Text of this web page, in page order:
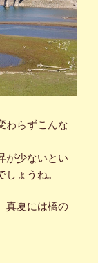
わらずこんな
が少ないとい
ょうね。
真夏には橋の